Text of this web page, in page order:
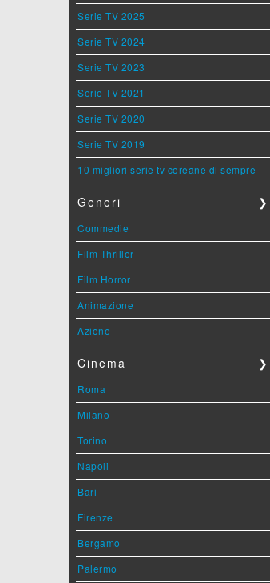
Serie TV 2025
Serie TV 2024
Serie TV 2023
Serie TV 2021
Serie TV 2020
Serie TV 2019
10 migliori serie tv coreane di sempre
Generi ❯
Commedie
Film Thriller
Film Horror
Animazione
Azione
Cinema ❯
Roma
Milano
Torino
Napoli
Bari
Firenze
Bergamo
Palermo